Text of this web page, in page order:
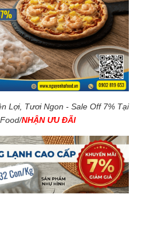
Lợi, Tươi Ngon - Sale Off 7% Tại
NHẬN ƯU ĐÃI